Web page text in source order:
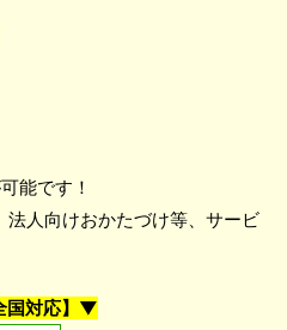
能です！
法人向けおかたづけ等、サービ
国対応】▼